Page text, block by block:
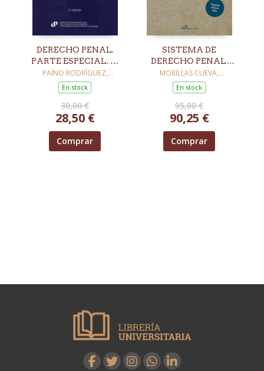
DERECHO PENAL.
PARTE ESPECIAL. 5ª
ED.
PAÍNO RODRÍGUEZ,
FRANCISCO JAVIER
En stock
30,00 €
28,50 €
Comprar
SISTEMA DE
DERECHO PENAL.
PARTE GENERAL. 2ª
ED.
MORILLAS CUEVA,
LORENZO
En stock
95,00 €
90,25 €
Comprar